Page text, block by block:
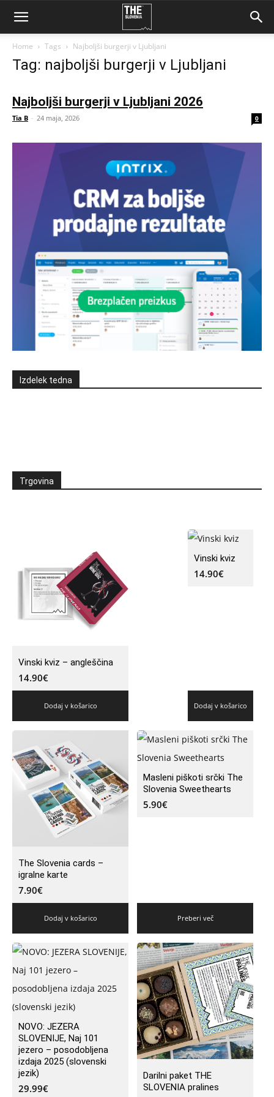
Home Tags Najboljši burgerji v Ljubljani
Tag: najboljši burgerji v Ljubljani
Najboljši burgerji v Ljubljani 2026
Tia B - 24 maja, 2026 0
Izdelek tedna
Trgovina
Vinski kviz – angleščina
14.90€
Dodaj v košarico
Vinski kviz
14.90€
Dodaj v košarico
The Slovenia cards –
igralne karte
7.90€
Dodaj v košarico
Masleni piškoti srčki The
Slovenia Sweethearts
5.90€
Preberi več
NOVO: JEZERA
SLOVENIJE, Naj 101
jezero – posodobljena
izdaja 2025 (slovenski
jezik)
29.99€
Darilni paket THE
SLOVENIA pralines